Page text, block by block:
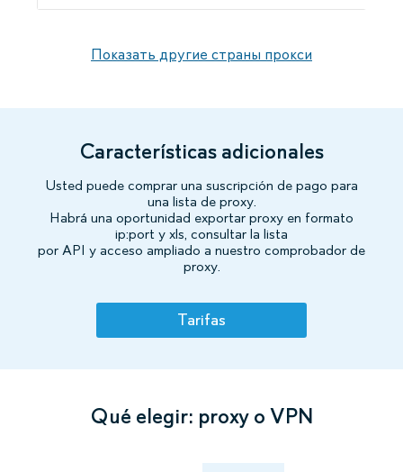
Показать другие страны прокси
Características adicionales
Usted puede comprar una suscripción de pago para
una lista de proxy.
Habrá una oportunidad exportar proxy en formato
ip:port y xls, consultar la lista
por API y acceso ampliado a nuestro comprobador de
proxy.
Tarifas
Qué elegir: proxy o VPN